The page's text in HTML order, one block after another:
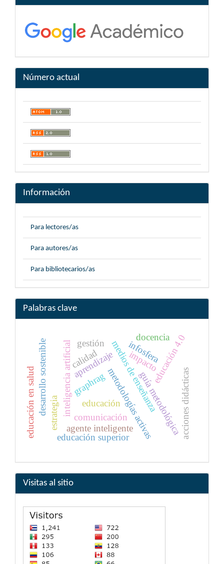
Número actual
Información
Para lectores/as
Para autores/as
Para bibliotecarios/as
Palabras clave
aprendizaje
inteligencia artificial medios de enseñanza
metodologías activas
agente inteligente
educación
graphrag
educación superior
guía metodológica
educación 4.0
calidad infosfera
estrategia
desarrollo sostenible acciones didácticas
educación en salud comunicación
impacto
docencia
gestión
Visitas al sitio